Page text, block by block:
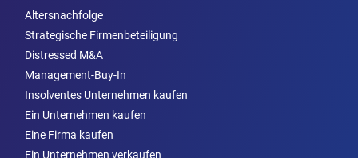
Altersnachfolge
Strategische Firmenbeteiligung
Distressed M&A
Management-Buy-In
Insolventes Unternehmen kaufen
Ein Unternehmen kaufen
Eine Firma kaufen
Ein Unternehmen verkaufen